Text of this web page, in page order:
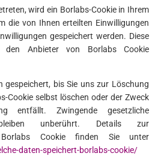
wird ein Borlabs-Cookie in Ihrem
die von Ihnen erteilten Einwilligungen
gespeichert werden. Diese
Anbieter von Borlabs Cookie
gespeichert, bis Sie uns zur Löschung
Cookie selbst löschen oder der Zweck
entfällt. Zwingende gesetzliche
bleiben unberührt. Details zur
Borlabs Cookie finden Sie unter
daten-speichert-borlabs-cookie/